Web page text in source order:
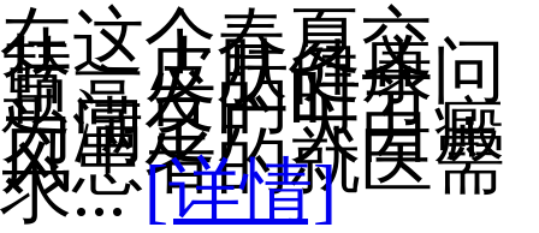
在这个春夏交
替、皮肤健康问
题高发的时节，
为满足广大白癜
风患者的就医需
求...[详情]